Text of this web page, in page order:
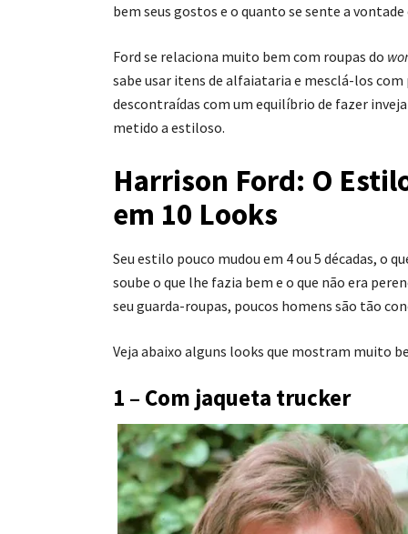
bem seus gostos e o quanto se sente a
Ford se relaciona muito bem com roupas do
sabe usar itens de alfaiataria e mesclá-los com
descontraídas com um equilíbrio de fazer
metido a estiloso.
Harrison Ford: O
em 10 Looks
Seu estilo pouco mudou em 4 ou 5 décadas, o
soube o que lhe fazia bem e o que não era
seu guarda-roupas, poucos homens são tão
Veja abaixo alguns looks que mostram muito
1 – Com jaqueta trucker